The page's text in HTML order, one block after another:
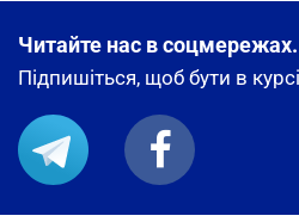
Читайте нас в соцмережах.
Підпишіться, щоб бути в